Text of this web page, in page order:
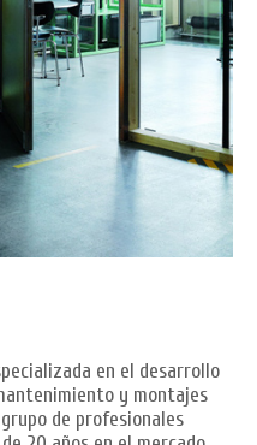
en el desarrollo
y montajes
de profesionales